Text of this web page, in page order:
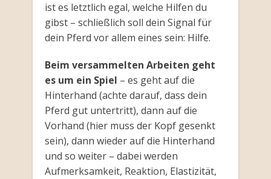
ist es letztlich egal, welche Hilfen du
gibst – schließlich soll dein Signal für
dein Pferd vor allem eines sein: Hilfe.
Beim versammelten Arbeiten geht
es um ein Spiel – es geht auf die
Hinterhand (achte darauf, dass dein
Pferd gut untertritt), dann auf die
Vorhand (hier muss der Kopf gesenkt
sein), dann wieder auf die Hinterhand
und so weiter – dabei werden
Aufmerksamkeit, Reaktion, Elastizität,